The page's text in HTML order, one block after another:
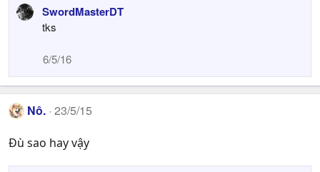
SwordMasterDT
tks
6/5/16
Nô. 23/5/15
Đù sao hay vậy